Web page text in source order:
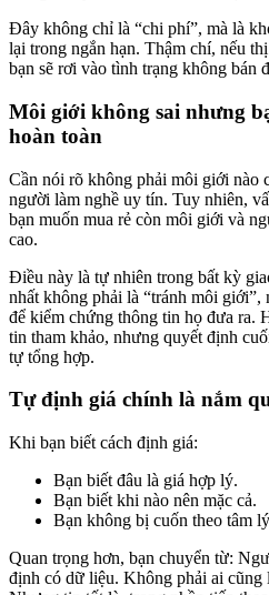
Đây không chỉ là “chi phí”, mà là
lại trong ngắn hạn. Thậm chí, nếu
bạn sẽ rơi vào tình trạng không bán
Môi giới không sai nhưng
hoàn toàn
Cần nói rõ không phải môi giới nào
người làm nghề uy tín. Tuy nhiên,
bạn muốn mua rẻ còn môi giới và
cao.
Điều này là tự nhiên trong bất kỳ
nhất không phải là “tránh môi giới”,
để kiểm chứng thông tin họ đưa ra.
tin tham khảo, nhưng quyết định
tự tổng hợp.
Tự định giá chính là nắm
Khi bạn biết cách định giá:
Bạn biết đâu là giá hợp lý.
Bạn biết khi nào nên mặc cả.
Bạn không bị cuốn theo tâm
Quan trọng hơn, bạn chuyển từ:
định có dữ liệu. Không phải ai cũng